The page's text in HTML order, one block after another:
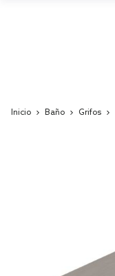
Inicio Baño Grifos